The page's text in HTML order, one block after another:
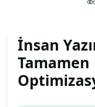
İnsan
Tamamen